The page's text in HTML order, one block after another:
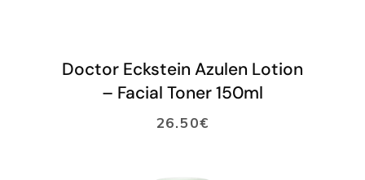
LISÄÄ OSTOSKORIIN
Doctor Eckstein Azulen Lotion
– Facial Toner 150ml
26.50€